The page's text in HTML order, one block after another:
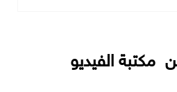
الفيديو